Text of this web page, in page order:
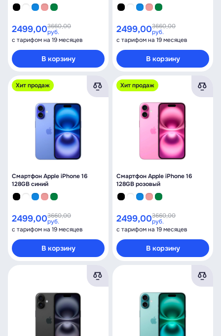
2499,003660,00
руб.
с тарифом на 19 месяцев
В корзину
2499,003660,00
руб.
с тарифом на 19 месяцев
В корзину
Хит продаж
Смартфон Apple iPhone 16
128GB синий
2499,003660,00
руб.
с тарифом на 19 месяцев
В корзину
Хит продаж
Смартфон Apple iPhone 16
128GB розовый
2499,003660,00
руб.
с тарифом на 19 месяцев
В корзину